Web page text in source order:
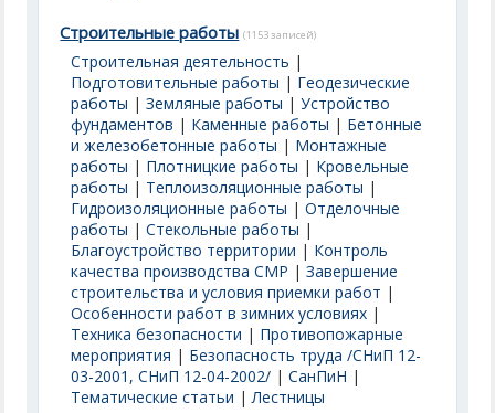
Строительные работы (1153 записей)
Строительная деятельность |
Подготовительные работы | Геодезические
работы |Земляные работы |Устройство
фундаментов | Каменные работы | Бетонные
и железобетонные работы | Монтажные
работы | Плотницкие работы | Кровельные
работы | Теплоизоляционные работы |
Гидроизоляционные работы |Отделочные
работы |Стекольные работы |
Благоустройство территории | Контроль
качества производства СМР |Завершение
строительства и условия приемки работ |
Особенности работ в зимних условиях |
Техника безопасности | Противопожарные
мероприятия | Безопасность труда /СНиП 12-
03-2001, СНиП 12-04-2002/ |СанПиН |
Тематические статьи |Лестницы